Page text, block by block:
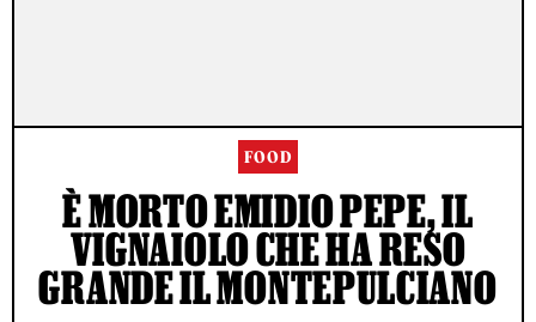
FOOD
È MORTO EMIDIO PEPE, IL
VIGNAIOLO CHE HA RESO
GRANDE IL MONTEPULCIANO